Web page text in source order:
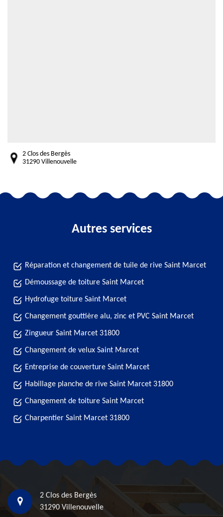
2 Clos des Bergès
31290 Villenouvelle
Autres services
Réparation et changement de tuile de rive Saint Marcet
Démoussage de toiture Saint Marcet
Hydrofuge toiture Saint Marcet
Changement gouttière alu, zinc et PVC Saint Marcet
Zingueur Saint Marcet 31800
Changement de velux Saint Marcet
Entreprise de couverture Saint Marcet
Habillage planche de rive Saint Marcet 31800
Changement de toiture Saint Marcet
Charpentier Saint Marcet 31800
2 Clos des Bergès
31290 Villenouvelle